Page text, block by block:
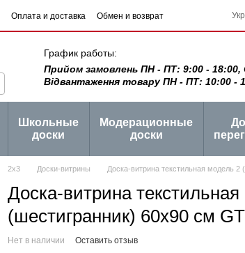
Оплата и доставка
Обмен и возврат
Укр
График работы:
Прийом замовлень ПН - ПТ: 9:00 -
Відвантаження товару ПН - ПТ: 10:00 -
Школьные
доски
Модерационные
доски
2х3 Доски-витрины Доска-витрина текстильная модель 2
Доска-витрина
(шестигранник) 60х90 см
Нет в наличии Оставить отзыв